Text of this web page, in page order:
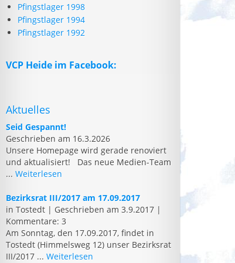
Pfingstlager 1998
Pfingstlager 1994
Pfingstlager 1992
VCP Heide im Facebook:
Aktuelles
Seid Gespannt!
Geschrieben am 16.3.2026
Unsere Homepage wird gerade renoviert
und aktualisiert! Das neue Medien-Team
...Weiterlesen
Bezirksrat III/2017 am 17.09.2017
in Tostedt | Geschrieben am 3.9.2017 |
Kommentare: 3
Am Sonntag, den 17.09.2017, findet in
Tostedt (Himmelsweg 12) unser Bezirksrat
III/2017 ...Weiterlesen